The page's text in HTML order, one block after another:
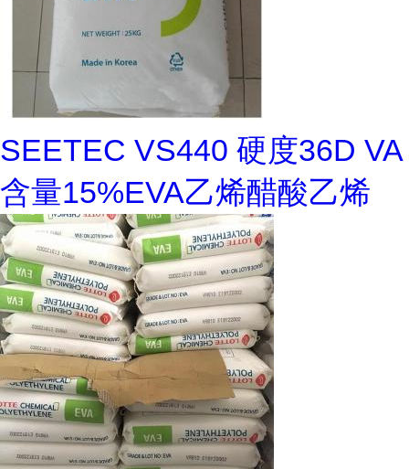
SEETEC VS440 硬度36D VA
含量15%EVA乙烯醋酸乙烯